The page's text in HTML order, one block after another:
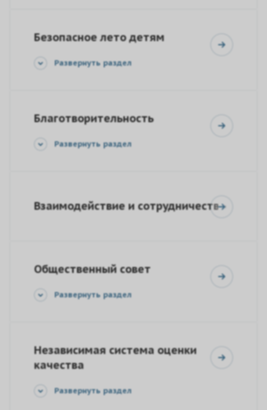
Безопасное лето детям
Развернуть раздел
Благотворительность
Развернуть раздел
Взаимодействие и сотрудничество
Общественный совет
Развернуть раздел
Независимая система оценки
качества
Развернуть раздел